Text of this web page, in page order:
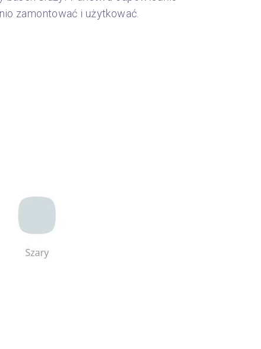
zamontować i użytkować.